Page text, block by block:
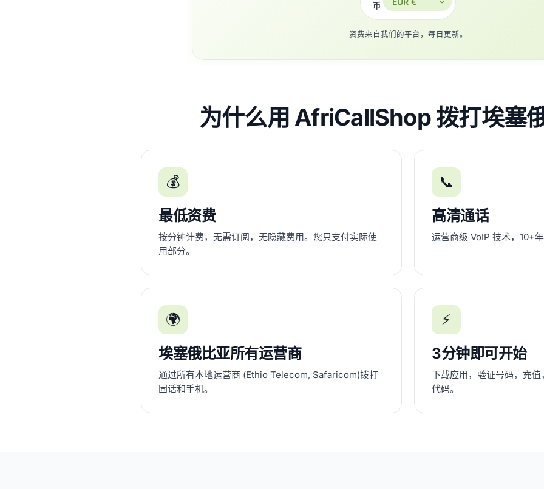
币
资费来自我们的平台，每日更新。
为什么用 AfriCallShop 拨打埃塞
💰
最低资费
按分钟计费，无需订阅，无隐藏费用。您只支付实际使
用部分。
📞
高清通话
运营商级 VoIP 技术，10+
🌍
埃塞俄比亚所有运营商
通过所有本地运营商 (Ethio Telecom, Safaricom)拨打
固话和手机。
⚡
3分钟即可开始
下载应用，验证号码，充
代码。